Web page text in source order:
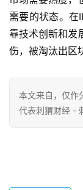
需要的状态。在
靠技术创新和发
伤，被淘汰出区
本文来自 ，仅作
代表刺猬财经 -